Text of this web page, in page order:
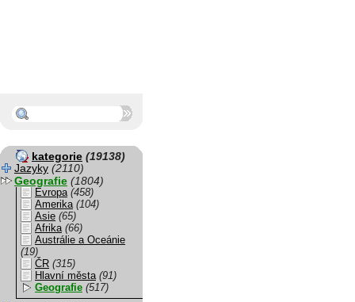
kategorie (19138)
Jazyky (2110)
Geografie (1804)
Evropa (458)
Amerika (104)
Asie (65)
Afrika (66)
Austrálie a Oceánie
(19)
ČR (315)
Hlavní města (91)
Geografie (517)